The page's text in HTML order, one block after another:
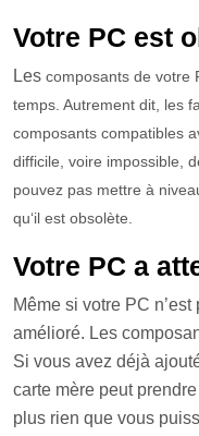
Votre PC est
Les composants de votre
temps. Autrement dit, les
composants compatibles a
difficile, voire impossible,
pouvez pas mettre à nive
qu‘il est obsolète.
Votre PC a
Même si votre PC
amélioré. Les
Si vous avez déjà
carte mère peut
plus rien que vous